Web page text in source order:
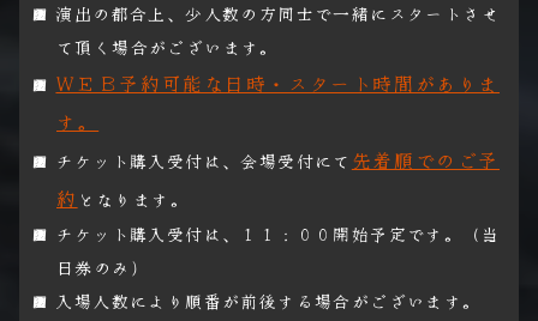
演出の都合上、少人数の方同士で一緒にスタートさせ
て頂く場合がございます。
ＷＥＢ予約可能な日時・スタート時間がありま
す。
チケット購入受付は、会場受付にて 先着順でのご予
約 となります。
チケット購入受付は、１１：００開始予定です。（当
日券のみ）
入場人数により順番が前後する場合がございます。